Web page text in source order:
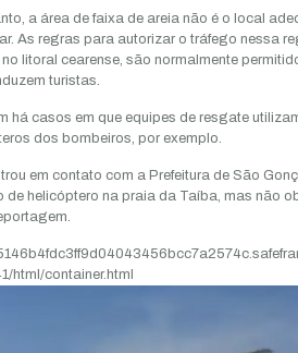
a área de faixa de areia não é o local
As regras para autorizar o tráfego nessa
litoral cearense, são normalmente
turistas.
há casos em que equipes de resgate
dos bombeiros, por exemplo.
em contato com a Prefeitura de São
de helicóptero na praia da Taíba, mas não
html/container.html